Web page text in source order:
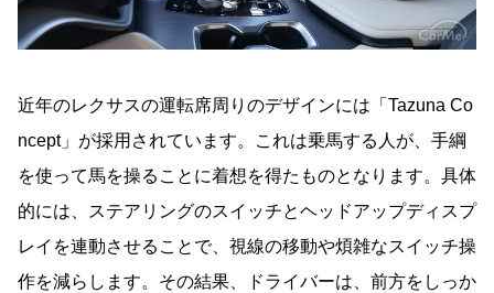
近年のレクサスの運転席周りのデザインには「Tazuna Co
ncept」が採用されています。これは乗馬する人が、手綱
を使って馬を操ることに着想を得たものとなります。具体
的には、ステアリングのスイッチとヘッドアップディスプ
レイを連動させることで、視線の移動や煩雑なスイッチ操
作を減らします。その結果、ドライバーは、前方をしっか